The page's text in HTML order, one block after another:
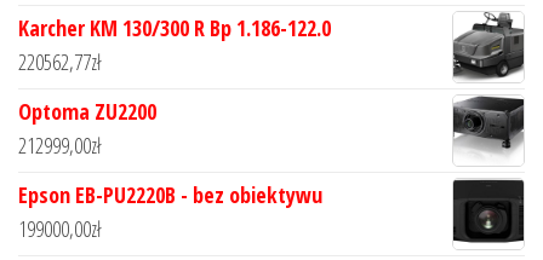
Karcher KM 130/300 R Bp 1.186-122.0
220562,77zł
Optoma ZU2200
212999,00zł
Epson EB-PU2220B - bez obiektywu
199000,00zł